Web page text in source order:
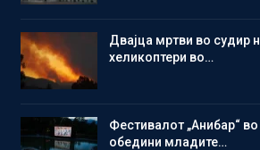
Двајца мртви во судир
хеликоптери во…
Фестивалот „Анибар“
обедини младите…